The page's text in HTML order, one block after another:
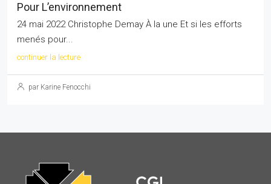
Pour L’environnement
24 mai 2022 Christophe Demay À la une Et si les efforts
menés pour...
continuer la lecture
par Karine Fenocchi